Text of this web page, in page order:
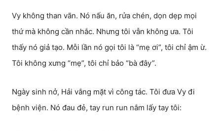
Vy không than vãn. Nó nấu ăn, rửa chén, dọn dẹp mọi
thứ mà không cần nhắc. Nhưng tôi vẫn không ưa. Tôi
thấy nó giả tạo. Mỗi lần nó gọi tôi là “mẹ ơi”, tôi chỉ ậm ừ.
Tôi không xưng “mẹ”, tôi chỉ bảo “bà đây”.
Ngày sinh nở, Hải vắng mặt vì công tác. Tôi đưa Vy đi
bệnh viện. Nó đau đẻ, tay run run nắm lấy tay tôi: